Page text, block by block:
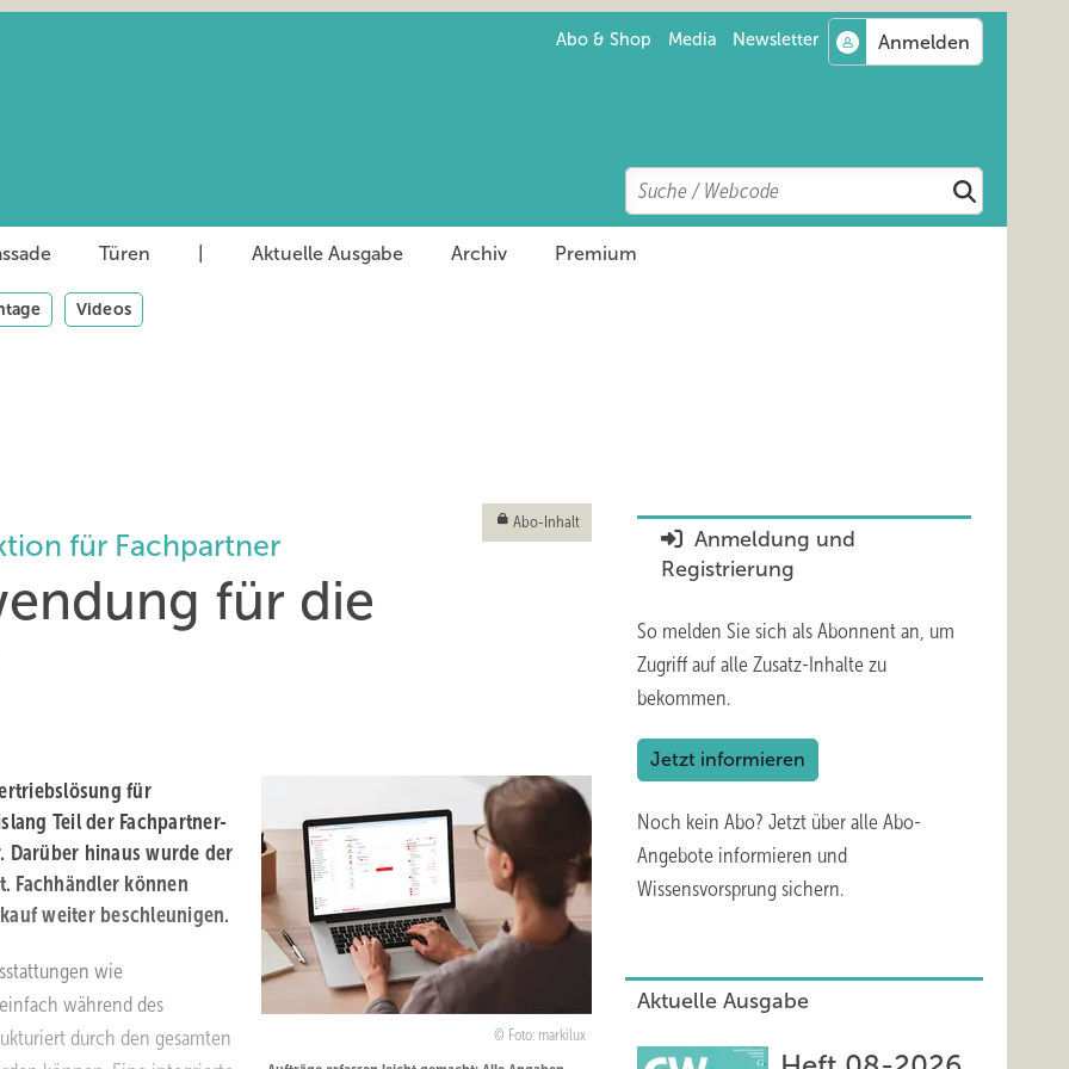
Abo & Shop Media Newsletter
Search
Suchen
Türen Aktuelle Ausgabe Archiv Premium
Videos
Abo-Inhalt
für Fachpartner
für die
Foto: markilux
für
Teil der Fachpartner-
Darüber hinaus wurde der
Fachhändler können
weiter beschleunigen.
wie
während des
durch den gesamten
Anmeldung und
Registrierung
So melden Sie sich als Abonnent an, um
Zugriff auf alle Zusatz-Inhalte zu
bekommen.
Jetzt informieren
Noch kein Abo? Jetzt über alle Abo-
Angebote informieren und
Wissensvorsprung sichern.
Aktuelle Ausgabe